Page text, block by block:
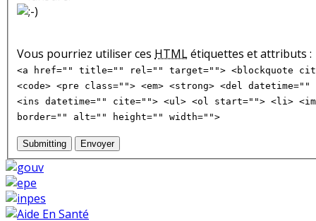
Vous pourriez utiliser ces HTMLétiquettes et attributs :
<a href="" title="" rel="" target=""> <blockquote
<code> <pre class=""> <em> <strong> <del
<ins datetime="" cite=""> <ul> <ol start=""> <li>
border="" alt="" height="" width="">
Submitting Envoyer